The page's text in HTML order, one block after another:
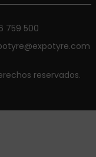
759 500
reservados.